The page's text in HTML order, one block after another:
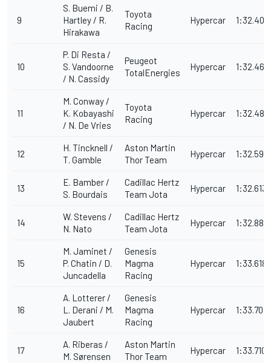
9
S. Buemi / B.
Hartley / R.
Hirakawa
Toyota
Racing
Hypercar 1:32.409
10
P. Di Resta /
S. Vandoorne
/ N. Cassidy
Peugeot
TotalEnergies
Hypercar 1:32.468
11
M. Conway /
K. Kobayashi
/ N. De Vries
Toyota
Racing
Hypercar 1:32.487
12
H. Tincknell /
T. Gamble
Aston Martin
Thor Team
Hypercar 1:32.593
13
E. Bamber /
S. Bourdais
Cadillac Hertz
Team Jota
Hypercar 1:32.613
14
W. Stevens /
N. Nato
Cadillac Hertz
Team Jota
Hypercar 1:32.888
15
M. Jaminet /
P. Chatin / D.
Juncadella
Genesis
Magma
Racing
Hypercar 1:33.618
16
A. Lotterer /
L. Derani / M.
Jaubert
Genesis
Magma
Racing
Hypercar 1:33.707
17
A. Riberas /
M. Sørensen
Aston Martin
Thor Team
Hypercar 1:33.710